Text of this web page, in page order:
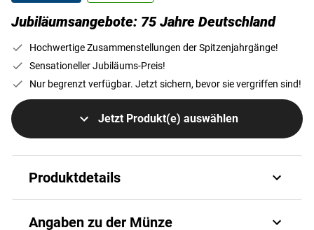
Jubiläumsangebote: 75 Jahre Deutschland
Hochwertige Zusammenstellungen der Spitzenjahrgänge!
Sensationeller Jubiläums-Preis!
Nur begrenzt verfügbar. Jetzt sichern, bevor sie vergriffen sind!
Jetzt Produkt(e) auswählen
Produktdetails
75 Jahre Bundesrepublik
Angaben zu der Münze